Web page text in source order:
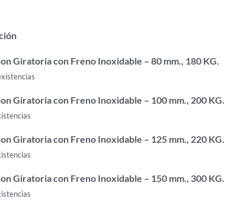
Giratoria con Freno Inoxidable – 80 mm., 180 KG.
Giratoria con Freno Inoxidable – 100 mm., 200 KG.
Giratoria con Freno Inoxidable – 125 mm., 220 KG.
Giratoria con Freno Inoxidable – 150 mm., 300 KG.